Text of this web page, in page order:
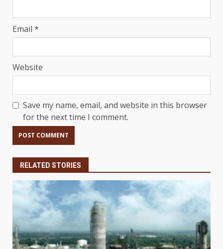
Email *
Website
Save my name, email, and website in this browser
for the next time I comment.
RELATED STORIES